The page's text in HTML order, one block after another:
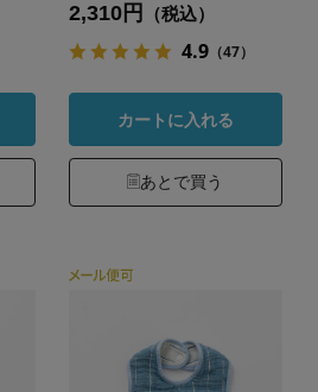
2,310円 （税込）
4.9（47）
カートに入れる
あとで買う